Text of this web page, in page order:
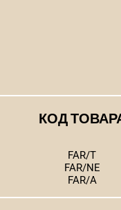
КОД
FAR/T
FAR/NE
FAR/A